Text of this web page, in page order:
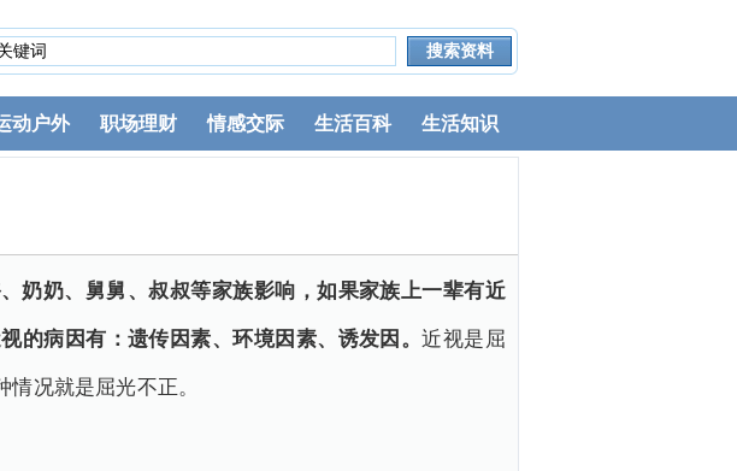
动户外 职场理财 情感交际 生活百科 生活知识
奶奶、舅舅、叔叔等家族影响，如果家族上一辈有近
的病因有：遗传因素、环境因素、诱发因。近视是屈
况就是屈光不正。